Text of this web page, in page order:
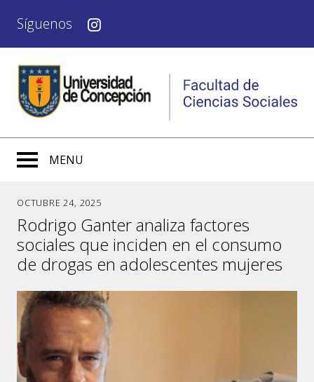
Síguenos
MENU
OCTUBRE 24, 2025
Rodrigo Ganter analiza factores
sociales que inciden en el consumo
de drogas en adolescentes mujeres